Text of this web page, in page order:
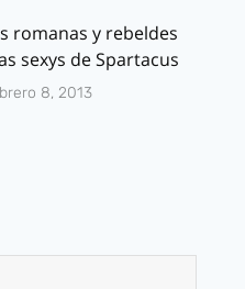
romanas y rebeldes
sexys de Spartacus
8, 2013